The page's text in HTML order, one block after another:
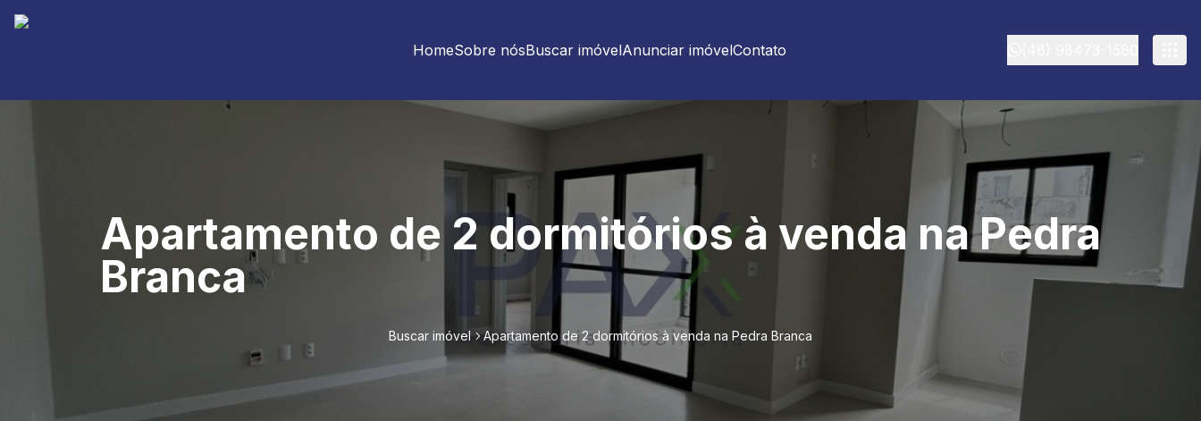
HomeSobre nósBuscar imóvelAnunciar imóvelContato
Apartamento de 2 dormitórios à venda na Pedra
Branca
Buscar imóvel Apartamento de 2 dormitórios à venda na Pedra Branca